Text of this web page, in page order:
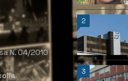
N. 04/2010
2
3